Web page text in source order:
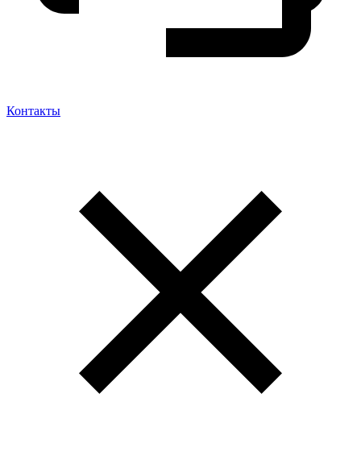
Контакты